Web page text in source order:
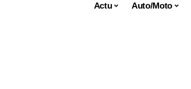
Actu Auto/Moto